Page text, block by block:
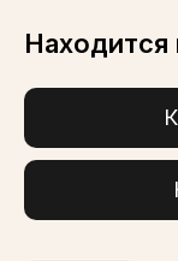
Находится